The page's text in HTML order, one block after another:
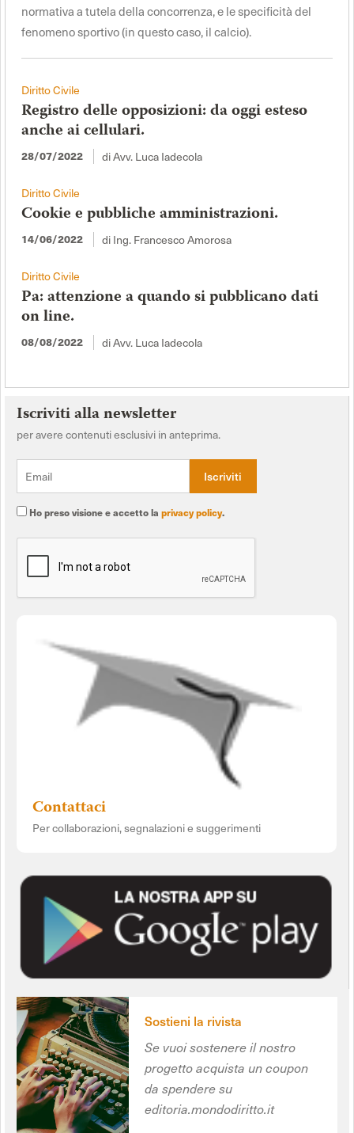
normativa a tutela della concorrenza, e le specificità del
fenomeno sportivo (in questo caso, il calcio).
Diritto Civile
Registro delle opposizioni: da oggi esteso
anche ai cellulari.
28/07/2022 di Avv. Luca Iadecola
Diritto Civile
Cookie e pubbliche amministrazioni.
14/06/2022 di Ing. Francesco Amorosa
Diritto Civile
Pa: attenzione a quando si pubblicano dati
on line.
08/08/2022 di Avv. Luca Iadecola
Iscriviti alla newsletter
per avere contenuti esclusivi in anteprima.
Ho preso visione e accetto la privacy policy.
Contattaci
Per collaborazioni, segnalazioni e suggerimenti
Sostieni la rivista
Se vuoi sostenere il nostro
progetto acquista un coupon
da spendere su
editoria.mondodiritto.it